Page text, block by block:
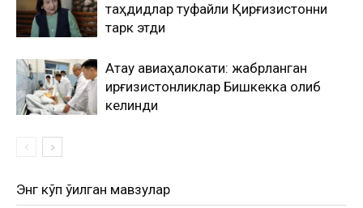
таҳдидлар туфайли Қирғизистонни
тарк этди
Ақтау авиаҳалокати: жабрланган
қирғизистонликлар Бишкекка олиб
келинди
Энг кўп ўқилган мавзулар